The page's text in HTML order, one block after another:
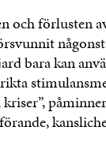
och förlusten
bara kan
påminner